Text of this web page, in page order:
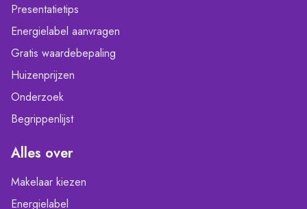
Presentatietips
Energielabel aanvragen
Gratis waardebepaling
Huizenprijzen
Onderzoek
Begrippenlijst
Alles over
Makelaar kiezen
Energielabel